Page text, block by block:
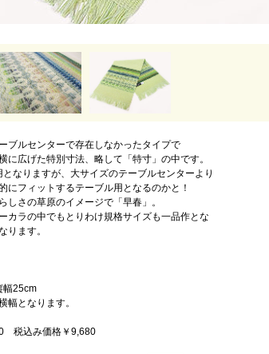
ブルセンターで存在しなかったタイプで
に広げた特別寸法、略して「特寸」の中です。
なりますが、大サイズのテーブルセンターより
にフィットするテーブル用となるのかと！
しさの草原のイメージで「早春」。
カラの中でもとりわけ規格サイズも一品作とな
ります。
幅25cm
幅となります。
税込み価格￥9,680